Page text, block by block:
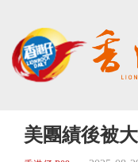
美團績後被